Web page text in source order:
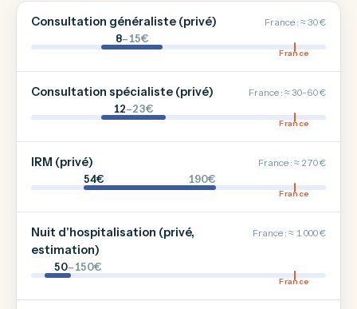
Consultation généraliste (privé) France : ≈ 30 €
8–15€
France
Consultation spécialiste (privé) France : ≈ 30-60 €
12–23€
France
IRM (privé) France : ≈ 270 €
54€ 190€
France
Nuit d'hospitalisation (privé,
estimation)
France : ≈ 1 000 €
50–150€
France